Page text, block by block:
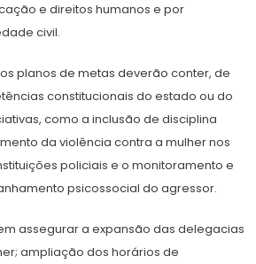
e direitos humanos e por
civil.
planos de metas deverão conter, de
constitucionais do estado ou do
como a inclusão de disciplina
da violência contra a mulher nos
policiais e o monitoramento e
psicossocial do agressor.
assegurar a expansão das delegacias
ampliação dos horários de